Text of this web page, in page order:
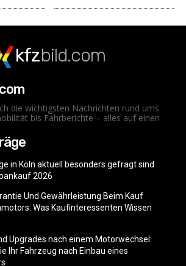
kfzbild.com
die wichtigsten Nachrichten rund ums
bis Fahrberichte – alles auf einen
in Köln aktuell besonders gefragt sind
2026
Und Gewährleistung Beim Kauf
Was Kaufinteressenten Wissen
Upgrades nach einem Motorwechsel:
Ihr Fahrzeug nach Einbau eines